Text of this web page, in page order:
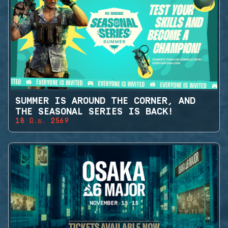
SUMMER IS AROUND THE CORNER, AND
THE SEASONAL SERIES IS BACK!
18 มิ.ย. 2569